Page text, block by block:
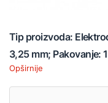
Tip proizvoda:
3,25 mm; Pakovanje:
Opširnije